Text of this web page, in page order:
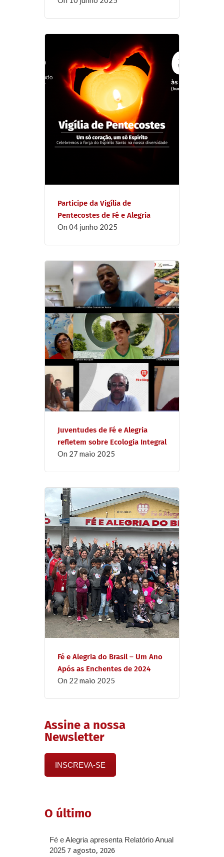
Participe da Vigília de
Pentecostes de Fé e Alegria
on 04 junho 2025
Juventudes de Fé e Alegria
refletem sobre Ecologia Integral
on 27 maio 2025
Fé e Alegria do Brasil – Um Ano
Após as Enchentes de 2024
on 22 maio 2025
Assine a nossa
Newsletter
INSCREVA-SE
O último
Fé e Alegria apresenta Relatório Anual
2025 7 agosto, 2026